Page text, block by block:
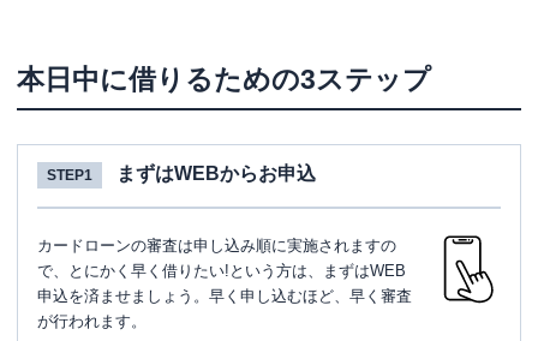
本日中に借りるための3ステップ
STEP1 まずはWEBからお申込
カードローンの審査は申し込み順に実施されますの
で、とにかく早く借りたい!という方は、まずはWEB
申込を済ませましょう。早く申し込むほど、早く審査
が行われます。